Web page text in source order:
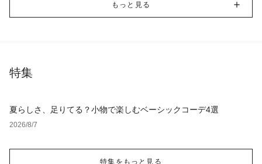
もっと見る
特集
夏らしさ、足りてる？小物で楽しむベーシックコーデ4選
2026/8/7
特集をもっと見る